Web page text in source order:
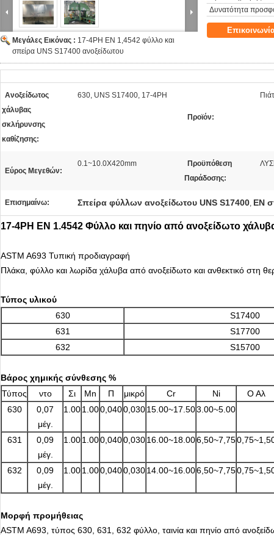
Μεγάλες Εικόνας : 17-4PH EN 1,4542 φύλλο και
σπείρα UNS S17400 ανοξείδωτου
Δυνατότητα
Ανοξείδωτος
χάλυβας
σκλήρυνσης
καθίζησης:
630, UNS S17400, 17-4PH
Προϊόν:
Εύρος Μεγεθών:
0.1~10.0X420mm
Προϋπόθεση
Παράδοσης:
Επισημαίνω: Σπείρα φύλλων ανοξείδωτου UNS S17400, EN
17-4PH EN 1.4542 Φύλλο και πηνίο από ανοξείδωτο
ASTM A693 Τυπική προδιαγραφή
Πλάκα, φύλλο και λωρίδα χάλυβα από ανοξείδωτο και ανθεκτικό στη
Τύπος υλικού
630
S17400
631
S17700
632
S15700
Βάρος χημικής σύνθεσης %
Τύπος
ντο Σι Mn Π μικρό Cr Ni Ο Αλ
630
0,07
μέγ.
1.001.000,0400,03015.00~17.503.00~5.00
631
0,09
μέγ.
1.001.000,0400,03016.00~18.006,50~7,75
632
0,09
μέγ.
1.001.000,0400,03014.00~16.006,50~7,75
Μορφή προμήθειας
ASTM A693, τύπος 630, 631, 632 φύλλο, ταινία και πηνίο από